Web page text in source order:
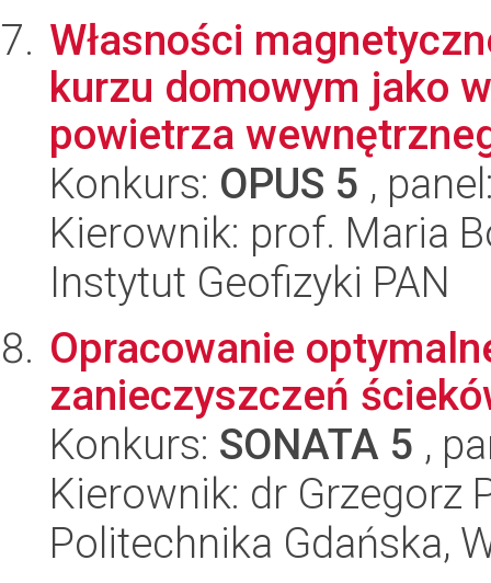
Własności
kurzu domowym jako
powietrza
Konkurs: OPUS 5 ,
Kierownik: prof. Maria
Instytut Geofizyki PAN
Opracowanie
zanieczyszczeń
Konkurs: SONATA 5 ,
Kierownik: dr Grzegorz
Politechnika Gdańska,